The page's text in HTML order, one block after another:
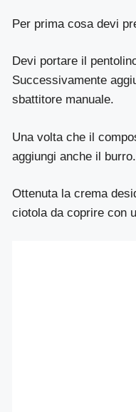
Per prima cosa devi
Devi portare il
Successivamente
sbattitore manuale.
Una volta che il
aggiungi anche il burro.
Ottenuta la crema
ciotola da coprire con